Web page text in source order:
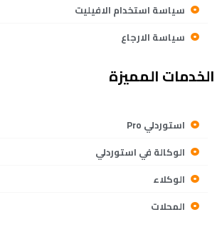
سياسة استخدام الافيليت
سياسة الارجاع
الخدمات المميزة
استوردلي Pro
الوكالة في استوردلي
الوكلاء
المحلات